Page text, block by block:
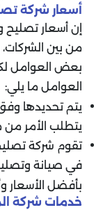
أسعار شركة
إن أسعار
من بين
بعض العوامل
العوامل ما يلي:
يتم تحديدها
يتطلب الأمر من
تقوم شركة
في صيانة
بأفضل الأسعار
خدمات شركة